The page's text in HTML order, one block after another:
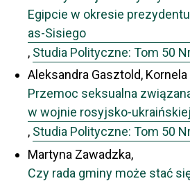
Egipcie w okresie
as-Sisiego
, Studia Polityczne: Tom 50
Aleksandra Gasztold, Kornela
Przemoc seksualna
w wojnie rosyjsko-ukraińskiej
, Studia Polityczne: Tom 50
Martyna Zawadzka,
Czy rada gminy może stać